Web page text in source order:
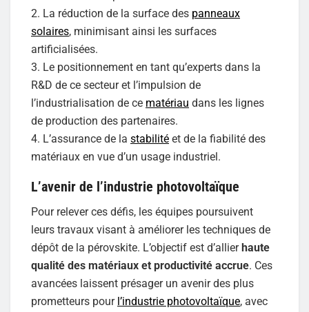
2. La réduction de la surface des panneaux
solaires, minimisant ainsi les surfaces
artificialisées.
3. Le positionnement en tant qu’experts dans la
R&D de ce secteur et l’impulsion de
l’industrialisation de ce matériau dans les lignes
de production des partenaires.
4. L’assurance de la stabilité et de la fiabilité des
matériaux en vue d’un usage industriel.
L’avenir de l’industrie photovoltaïque
Pour relever ces défis, les équipes poursuivent
leurs travaux visant à améliorer les techniques de
dépôt de la pérovskite. L’objectif est d’allierhaute
qualité des matériaux et productivité accrue. Ces
avancées laissent présager un avenir des plus
prometteurs pour l’industrie photovoltaïque, avec